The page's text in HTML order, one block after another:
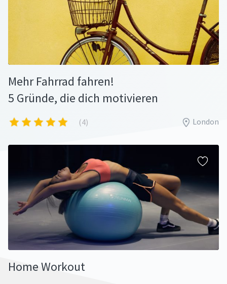
Mehr Fahrrad fahren!
5 Gründe, die dich motivieren
(4) London
Home Workout